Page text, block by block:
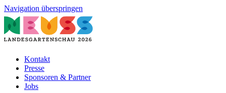
Navigation überspringen
Kontakt
Presse
Sponsoren & Partner
Jobs